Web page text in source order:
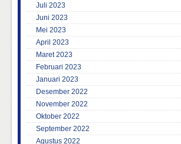
Juli 2023
Juni 2023
Mei 2023
April 2023
Maret 2023
Februari 2023
Januari 2023
Desember 2022
November 2022
Oktober 2022
September 2022
Agustus 2022